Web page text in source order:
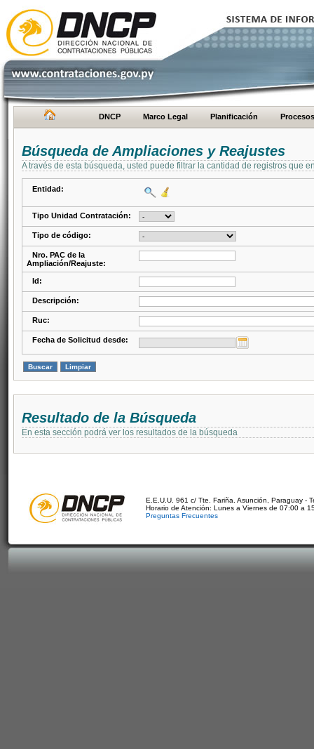
DNCP Marco Legal Planificación Procesos
Búsqueda de Ampliaciones y Reajustes
A través de esta búsqueda, usted puede filtrar la cantidad de registros que
Entidad:
Tipo Unidad Contratación:
Tipo de código:
Nro. PAC de la
Ampliación/Reajuste:
Id:
Descripción:
Ruc:
Fecha de Solicitud desde:
Resultado de la Búsqueda
En esta sección podrá ver los resultados de la búsqueda
E.E.U.U. 961 c/ Tte. Fariña. Asunción, Paraguay -
Horario de Atención: Lunes a Viernes de 07:00 a
Preguntas Frecuentes